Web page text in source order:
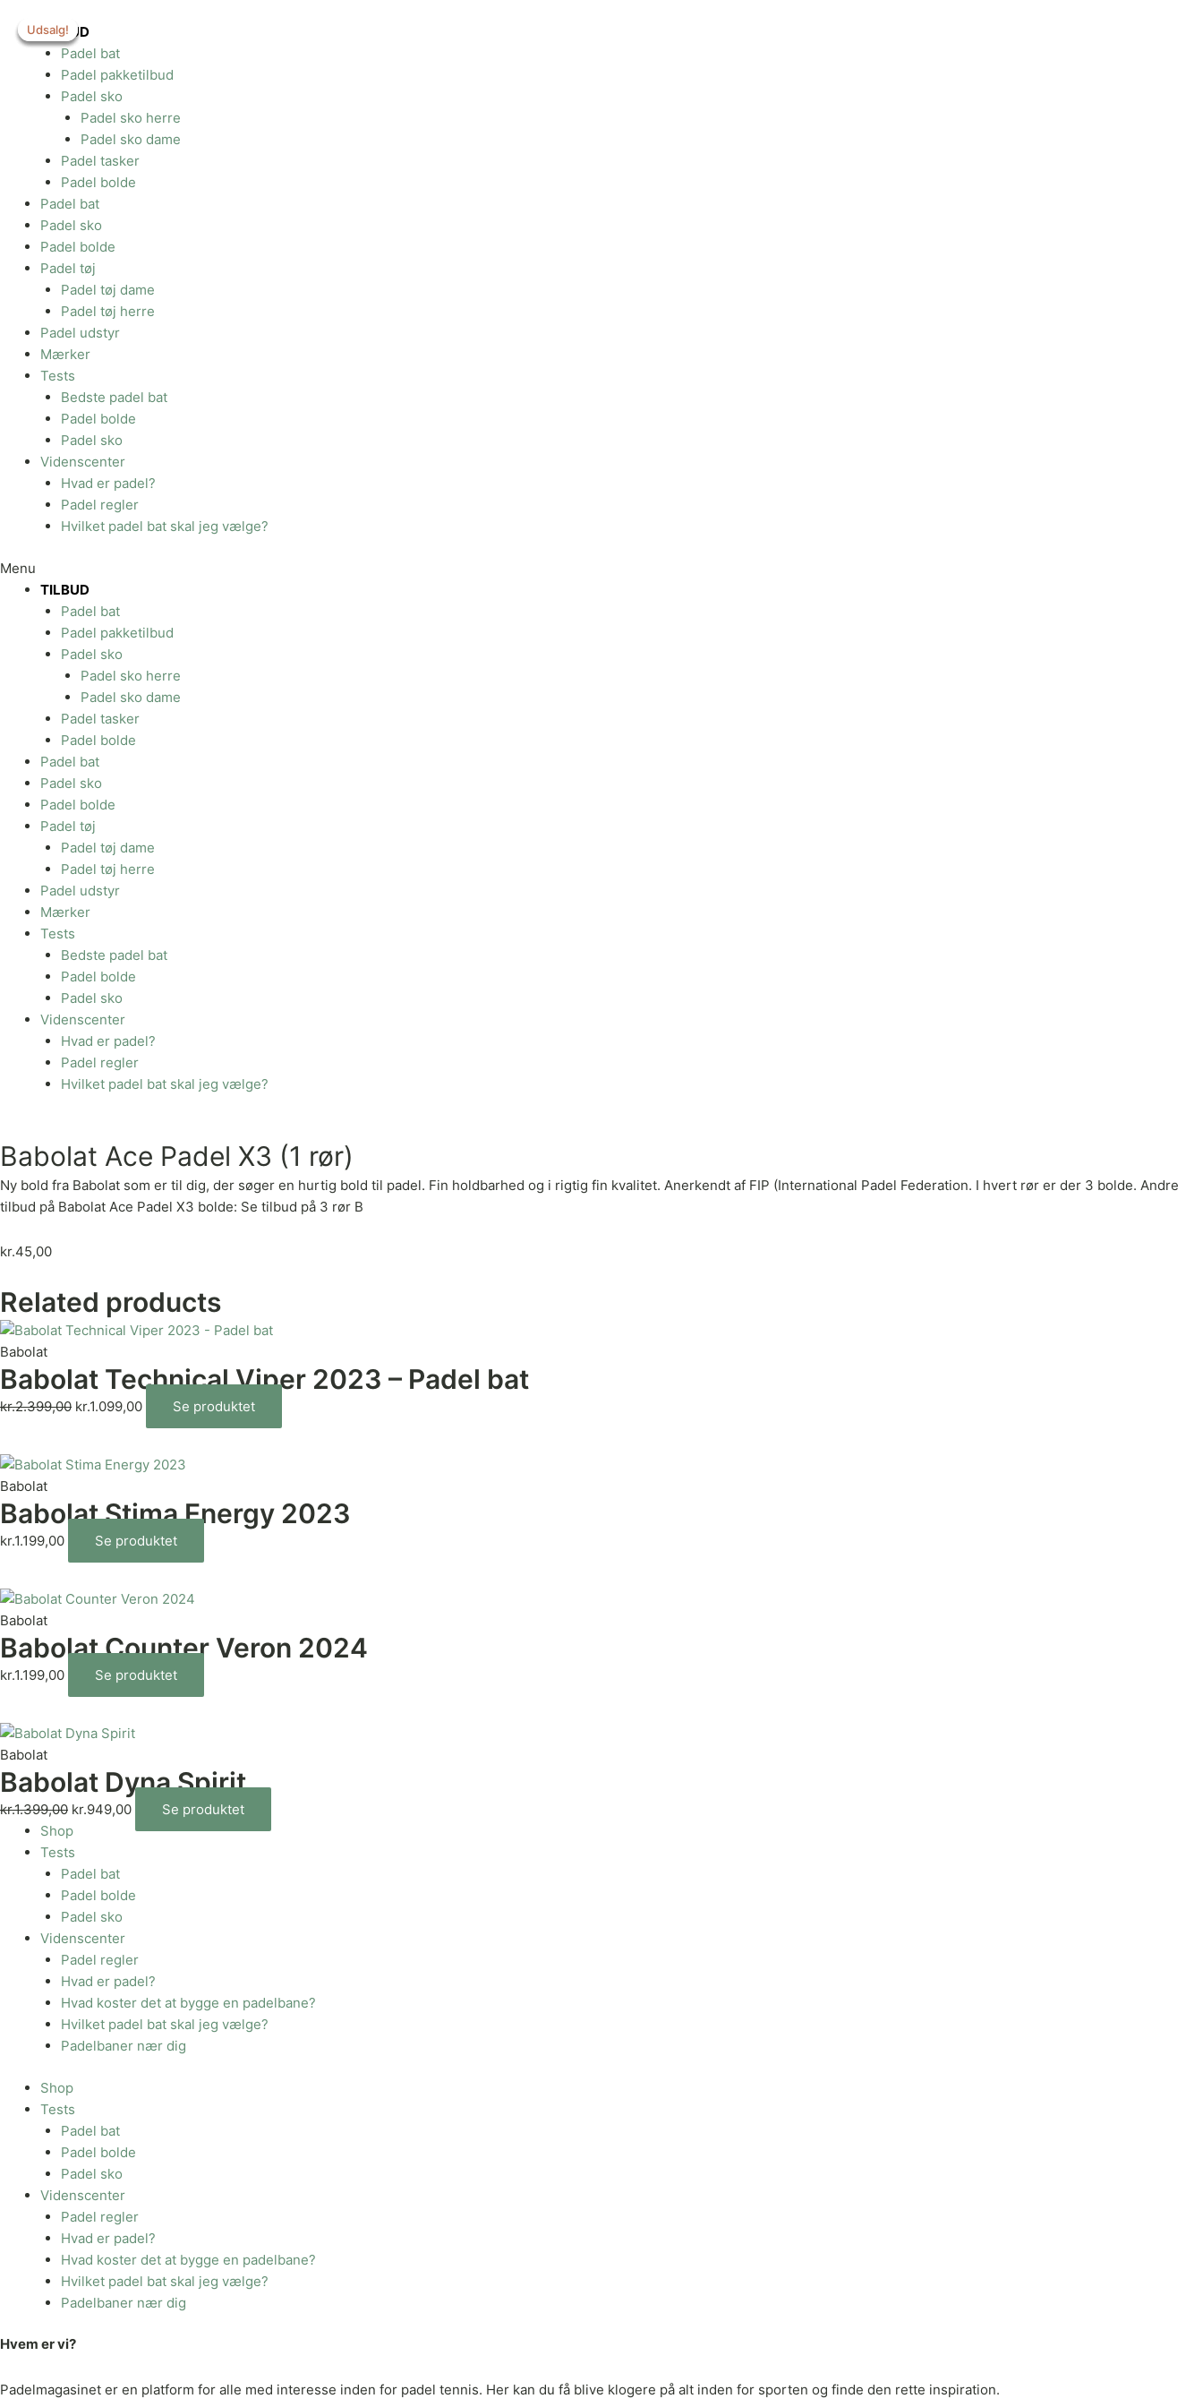
indholdet
TILBUD
Padel bat
Padel pakketilbud
Padel sko
Padel sko herre
Padel sko dame
Padel tasker
Padel bolde
Padel bat
Padel sko
Padel bolde
Padel tøj
Padel tøj dame
Padel tøj herre
Padel udstyr
Mærker
Tests
Bedste padel bat
Padel bolde
Padel sko
Videnscenter
Hvad er padel?
Padel regler
Hvilket padel bat skal jeg vælge?
Menu
TILBUD
Padel bat
Padel pakketilbud
Padel sko
Padel sko herre
Padel sko dame
Padel tasker
Padel bolde
Padel bat
Padel sko
Padel bolde
Padel tøj
Padel tøj dame
Padel tøj herre
Padel udstyr
Mærker
Tests
Bedste padel bat
Padel bolde
Padel sko
Videnscenter
Hvad er padel?
Padel regler
Hvilket padel bat skal jeg vælge?
Babolat Ace Padel X3 (1 rør)
Ny bold fra Babolat som er til dig, der søger en hurtig bold til padel. Fin holdbarhed og i rigtig fin kvalitet. Anerkendt af FIP (International Padel Federation. I hvert rør er der 3 bolde. Andre
tilbud på Babolat Ace Padel X3 bolde: Se tilbud på 3 rør B
kr.45,00
Related products
Udsalg!
Udsalg!
Babolat
Babolat Technical Viper 2023 – Padel bat
kr.2.399,00 kr.1.099,00 Se produktet
Babolat
Babolat Stima Energy 2023
kr.1.199,00 Se produktet
Babolat
Babolat Counter Veron 2024
kr.1.199,00 Se produktet
Udsalg!
Udsalg!
Babolat
Babolat Dyna Spirit
kr.1.399,00 kr.949,00
Se produktet
Shop
Tests
Padel bat
Padel bolde
Padel sko
Videnscenter
Padel regler
Hvad er padel?
Hvad koster det at bygge en padelbane?
Hvilket padel bat skal jeg vælge?
Padelbaner nær dig
Shop
Tests
Padel bat
Padel bolde
Padel sko
Videnscenter
Padel regler
Hvad er padel?
Hvad koster det at bygge en padelbane?
Hvilket padel bat skal jeg vælge?
Padelbaner nær dig
Hvem er vi?
Padelmagasinet er en platform for alle med interesse inden for padel tennis. Her kan du få blive klogere på alt inden for sporten og finde den rette inspiration.